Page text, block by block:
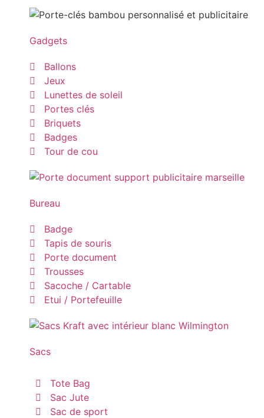
Gadgets
Ballons
Jeux
Lunettes de soleil
Portes clés
Briquets
Badges
Tour de cou
Bureau
Badge
Tapis de souris
Porte document
Trousses
Sacoche / Cartable
Etui / Portefeuille
Sacs
Tote Bag
Sac Jute
Sac de sport